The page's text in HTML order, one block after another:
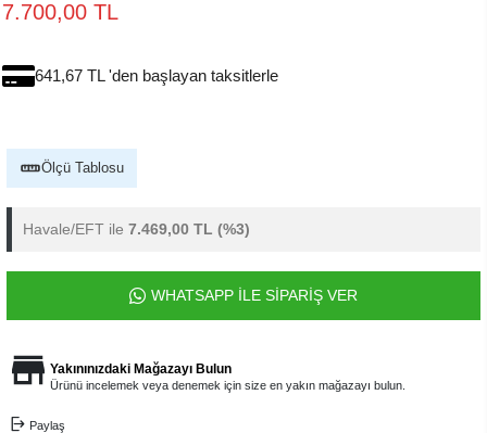
7.700,00 TL
641,67 TL 'den başlayan taksitlerle
Ölçü Tablosu
Havale/EFT ile 7.469,00 TL (%3)
WHATSAPP İLE SİPARİŞ VER
Yakınınızdaki Mağazayı Bulun
Ürünü incelemek veya denemek için size en yakın mağazayı bulun.
Paylaş